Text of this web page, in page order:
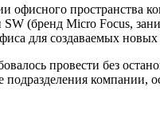
офисного пространства
(бренд Micro Focus,
для создаваемых
провести без
компании,